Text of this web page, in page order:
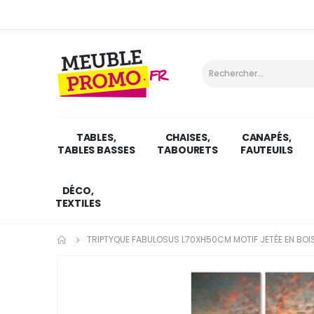
TABLES,
TABLES BASSES
CHAISES,
TABOURETS
CANAPÉS,
FAUTEUILS
DÉCO,
TEXTILES
TRIPTYQUE FABULOSUS L70XH50CM MOTIF JETÉE EN